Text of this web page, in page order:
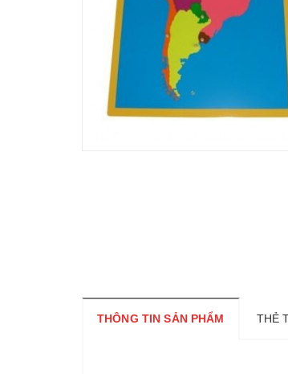
THÔNG TIN SẢN PHẨM THẺ